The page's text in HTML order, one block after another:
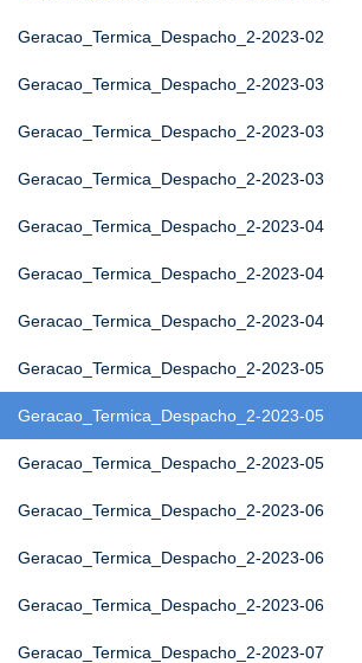
Geracao_Termica_Despacho_2-2023-02
Geracao_Termica_Despacho_2-2023-03
Geracao_Termica_Despacho_2-2023-03
Geracao_Termica_Despacho_2-2023-03
Geracao_Termica_Despacho_2-2023-04
Geracao_Termica_Despacho_2-2023-04
Geracao_Termica_Despacho_2-2023-04
Geracao_Termica_Despacho_2-2023-05
Geracao_Termica_Despacho_2-2023-05
Geracao_Termica_Despacho_2-2023-05
Geracao_Termica_Despacho_2-2023-06
Geracao_Termica_Despacho_2-2023-06
Geracao_Termica_Despacho_2-2023-06
Geracao_Termica_Despacho_2-2023-07